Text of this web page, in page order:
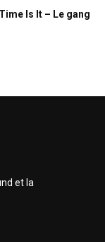
Is It – Le gang
et la